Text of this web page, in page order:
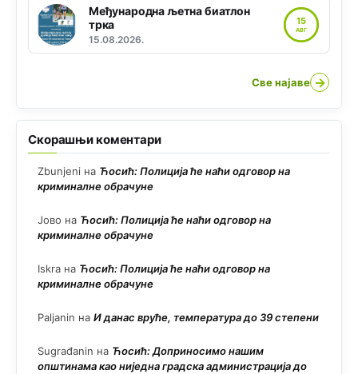
Међународна љетна биатлон
трка
15.08.2026.
15
АВГ
Све најаве →
Скорашњи коментари
Zbunjeni на Ћосић: Полиција ће наћи одговор на
криминалне обрачуне
Јово на Ћосић: Полиција ће наћи одговор на
криминалне обрачуне
Iskra на Ћосић: Полиција ће наћи одговор на
криминалне обрачуне
Paljanin на И данас вруће, температура до 39 степени
Sugrađanin на Ћосић: Доприносимо нашим
општинама као ниједна градска администрација до